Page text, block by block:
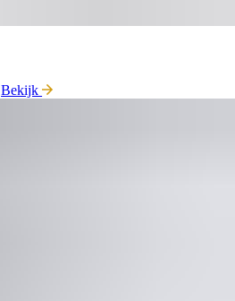
Bekijk